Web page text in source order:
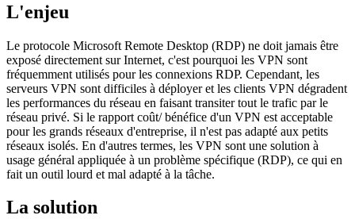
L'enjeu
Le protocole Microsoft Remote Desktop (RDP) ne doit jamais être
exposé directement sur Internet, c'est pourquoi les VPN sont
fréquemment utilisés pour les connexions RDP. Cependant, les
serveurs VPN sont difficiles à déployer et les clients VPN dégradent
les performances du réseau en faisant transiter tout le trafic par le
réseau privé. Si le rapport coût/ bénéfice d'un VPN est acceptable
pour les grands réseaux d'entreprise, il n'est pas adapté aux petits
réseaux isolés. En d'autres termes, les VPN sont une solution à
usage général appliquée à un problème spécifique (RDP), ce qui en
fait un outil lourd et mal adapté à la tâche.
La solution